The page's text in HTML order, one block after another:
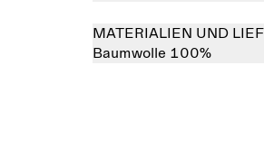
MATERIALIEN UND
Baumwolle 100%